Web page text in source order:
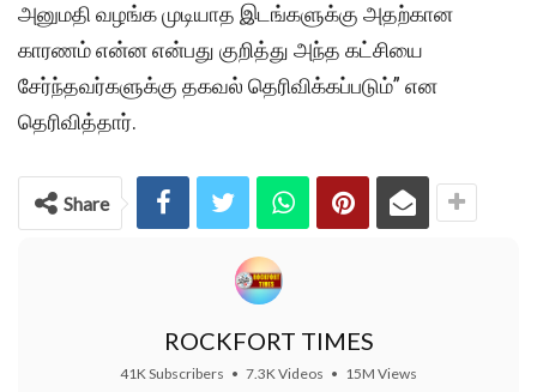
அனுமதி வழங்க முடியாத இடங்களுக்கு அதற்கான
காரணம் என்ன என்பது குறித்து அந்த கட்சியை
சேர்ந்தவர்களுக்கு தகவல் தெரிவிக்கப்படும்” என
தெரிவித்தார்.
Share
ROCKFORT TIMES
41K Subscribers • 7.3K Videos • 15M Views